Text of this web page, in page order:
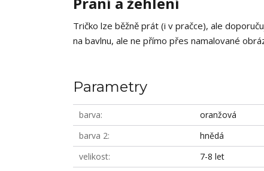
Tričko lze běžně prát (i v pračce), ale
na bavlnu, ale ne přímo přes namalované
Parametry
barva
oranžová
barva 2
hnědá
velikost
7-8 let